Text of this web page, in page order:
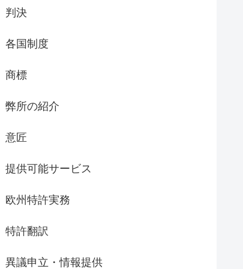
判決
各国制度
商標
弊所の紹介
意匠
提供可能サービス
欧州特許実務
特許翻訳
異議申立・情報提供